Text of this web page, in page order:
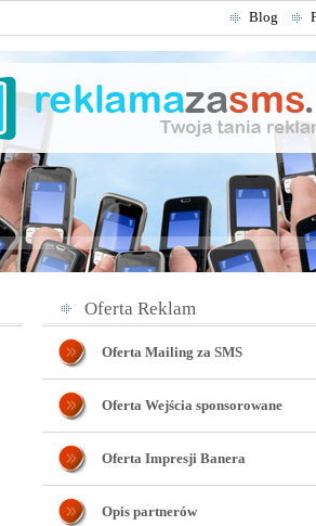
Blog
Oferta Reklam
Oferta Mailing za SMS
Oferta Wejścia sponsorowane
Oferta Impresji Banera
Opis partnerów